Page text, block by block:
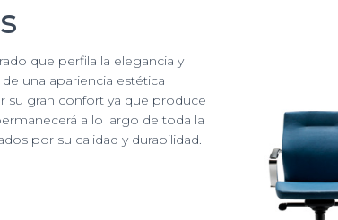
que perfila la elegancia y
una apariencia estética
su gran confort ya que produce
a lo largo de toda la
por su calidad y durabilidad.